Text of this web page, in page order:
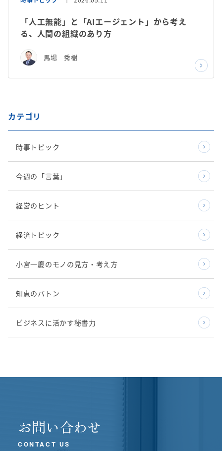
「人工無能」と「AIエージェント」から考え
る、人間の組織のあり方
馬場 秀樹
カテゴリ
時事トピック
今週の「言葉」
経営のヒント
経済トピック
小宮一慶のモノの見方・考え方
知恵のバトン
ビジネスに活かす秘書力
お問い合わせ
CONTACT US